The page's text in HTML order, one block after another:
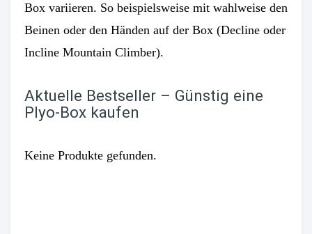
Box variieren. So beispielsweise mit wahlweise den
Beinen oder den Händen auf der Box (Decline oder
Incline Mountain Climber).
Aktuelle Bestseller – Günstig eine
Plyo-Box kaufen
Keine Produkte gefunden.